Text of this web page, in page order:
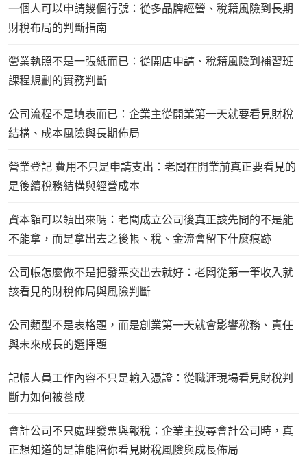
一個人可以申請幾個行號：從多品牌經營、稅籍風險到長期
財稅布局的判斷指南
營業執照不是一張紙而已：從開店申請、稅籍風險到補習班
課程規劃的實務判斷
公司流程不是填表而已：企業主從開業第一天就要看見財稅
結構、成本風險與長期佈局
營業登記 費用不只是申請支出：老闆在開業前真正要看見的
是後續稅務結構與經營成本
資本額可以領出來嗎：老闆成立公司後真正該先問的不是能
不能拿，而是拿出去之後帳、稅、金流會留下什麼痕跡
公司帳怎麼做不是把發票交出去就好：老闆從第一筆收入就
該看見的財稅佈局與風險判斷
公司類型不是表格題，而是創業第一天就會影響稅務、責任
與未來成長的選擇題
記帳人員工作內容不只是輸入憑證：從職涯現場看見財稅判
斷力如何被養成
會計公司不只處理發票與報稅：企業主搜尋會計公司時，真
正想知道的是誰能陪你看見財稅風險與成長佈局